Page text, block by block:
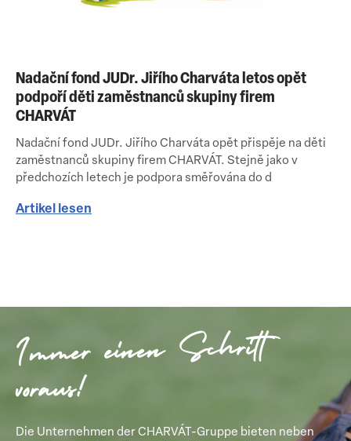
Nadační fond JUDr. Jiřího Charváta letos opět
podpoří děti zaměstnanců skupiny firem
CHARVÁT
Nadační fond JUDr. Jiřího Charváta opět přispěje na děti
zaměstnanců skupiny firem CHARVÁT. Stejně jako v
předchozích letech je podpora směřována do d
Artikel lesen
Immer einen Schritt
voraus!
Die Unternehmen der CHARVÁT-Gruppe bieten neben